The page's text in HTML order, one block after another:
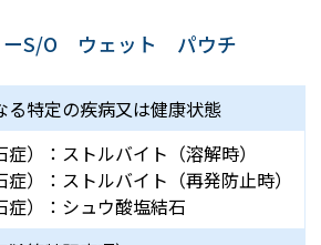
S/O ウェット パウチ
る特定の疾病又は健康状態
）：ストルバイト（溶解時）
）：ストルバイト（再発防止時）
症）：シュウ酸塩結石